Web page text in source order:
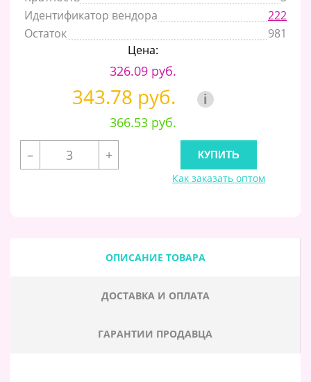
Идентификатор вендора
222
Остаток
981
Цена:
326.09 руб.
343.78 руб. i
366.53 руб.
–
+
Как заказать оптом
ОПИСАНИЕ ТОВАРА
ДОСТАВКА И ОПЛАТА
ГАРАНТИИ ПРОДАВЦА